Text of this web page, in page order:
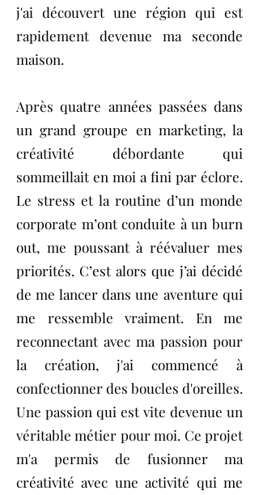
j'ai découvert une région qui est
rapidement devenue ma seconde
maison.
Après quatre années passées dans
un grand groupe en marketing, la
créativité débordante qui
sommeillait en moi a fini par éclore.
Le stress et la routine d’un monde
corporate m’ont conduite à un burn
out, me poussant à réévaluer mes
priorités. C’est alors que j’ai décidé
de me lancer dans une aventure qui
me ressemble vraiment. En me
reconnectant avec ma passion pour
la création, j'ai commencé à
confectionner des boucles d'oreilles.
Une passion qui est vite devenue un
véritable métier pour moi. Ce projet
m'a permis de fusionner ma
créativité avec une activité qui me